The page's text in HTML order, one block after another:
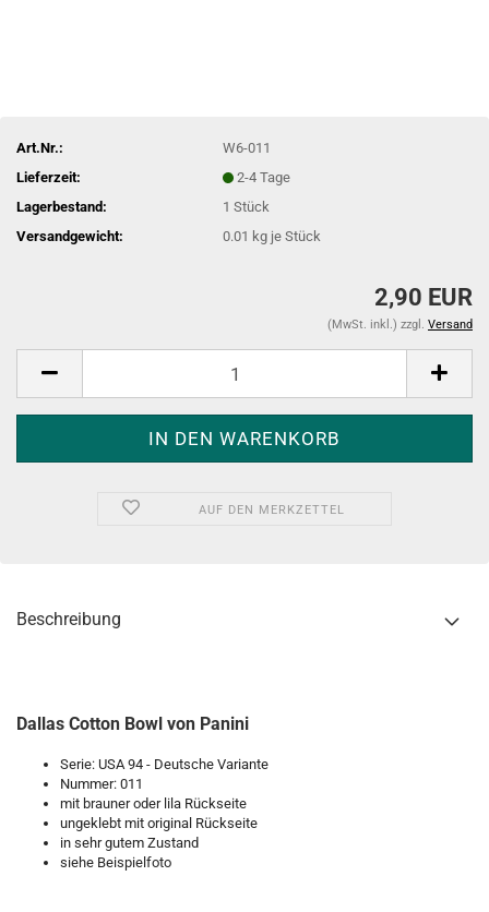
Art.Nr.:
W6-011
Lieferzeit:
2-4 Tage
Lagerbestand:
1Stück
Versandgewicht:
0.01 kg je Stück
2,90 EUR
(MwSt. inkl.) zzgl. Versand
AUF DEN MERKZETTEL
Beschreibung
Dallas Cotton Bowl von Panini
Serie: USA 94 - Deutsche Variante
Nummer: 011
mit brauner oder lila Rückseite
ungeklebt mit original Rückseite
in sehr gutem Zustand
siehe Beispielfoto